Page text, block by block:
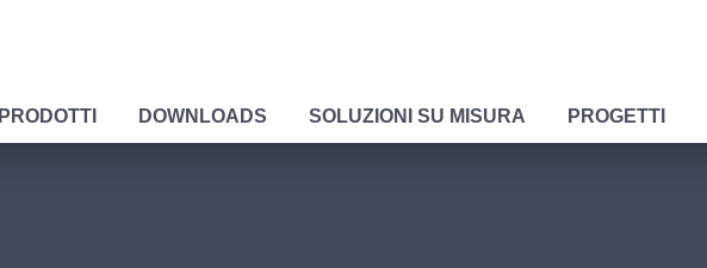
PRODOTTI DOWNLOADS SOLUZIONI SU MISURA PROGETTI